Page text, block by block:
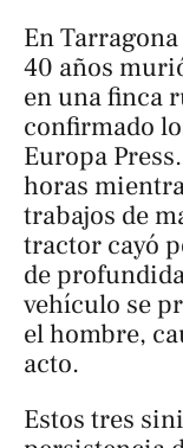
En
40 años
en una finca
confirmado
Europa Press
horas
trabajos de
tractor cayó
de
vehículo se
el hombre,
acto.
Estos tres